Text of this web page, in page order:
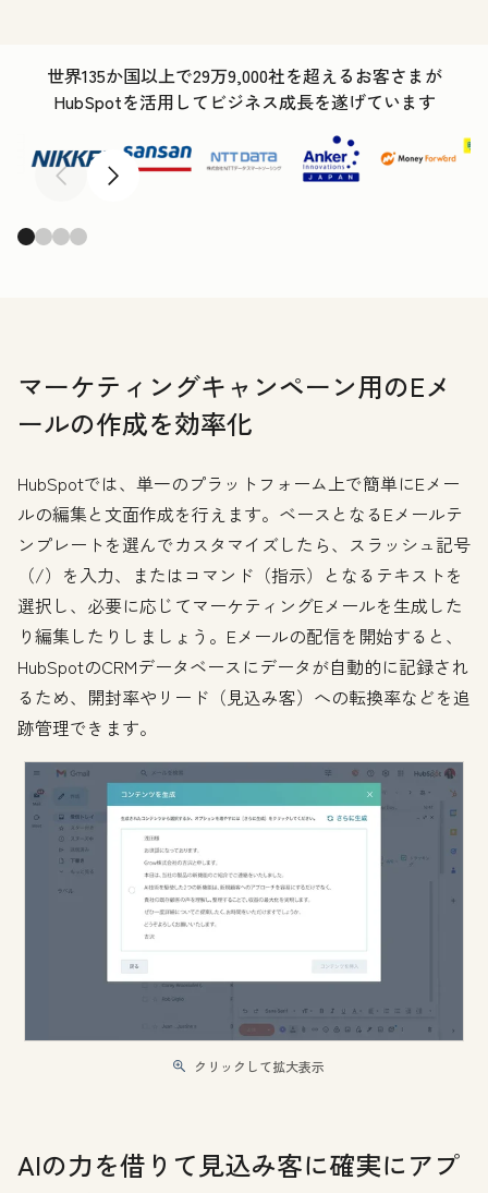
世界135か国以上で29万9,000社を超えるお客さまが
HubSpotを活用してビジネス成長を遂げています
前へ 次へ
マーケティングキャンペーン用のEメ
ールの作成を効率化
HubSpotでは、単一のプラットフォーム上で簡単にEメー
ルの編集と文面作成を行えます。ベースとなるEメールテ
ンプレートを選んでカスタマイズしたら、スラッシュ記号
（/）を入力、またはコマンド（指示）となるテキストを
選択し、必要に応じてマーケティングEメールを生成した
り編集したりしましょう。Eメールの配信を開始すると、
HubSpotのCRMデータベースにデータが自動的に記録され
るため、開封率やリード（見込み客）への転換率などを追
跡管理できます。
クリックして拡大表示
AIの力を借りて見込み客に確実にアプ